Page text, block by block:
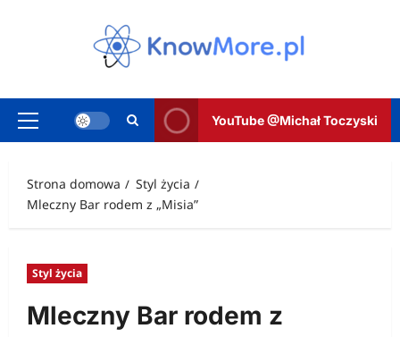
Menu
YouTube @Michał Toczyski
Strona domowa
Styl życia
Mleczny Bar rodem z „Misia”
Styl życia
Mleczny Bar rodem z